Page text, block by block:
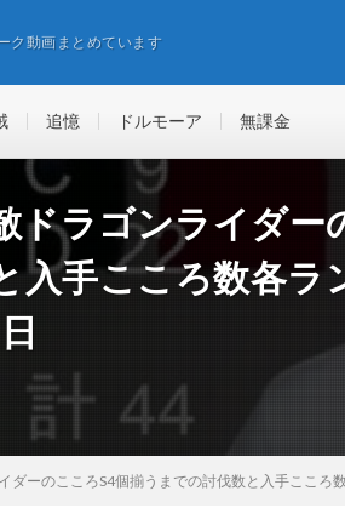
ク動画まとめています
追憶 ドルモーア 無課金
ドラゴンライダー
入手こころ数各ラ
ダーのこころS4個揃うまでの討伐数と入手ここ